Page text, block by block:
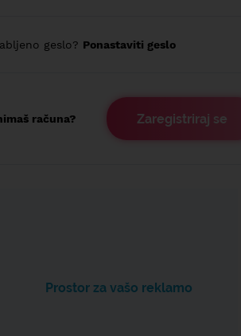
geslo? Ponastaviti geslo
računa? Zaregistriraj se
Prostor za vašo reklamo